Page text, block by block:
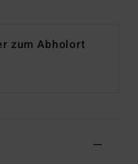
zum Abholort